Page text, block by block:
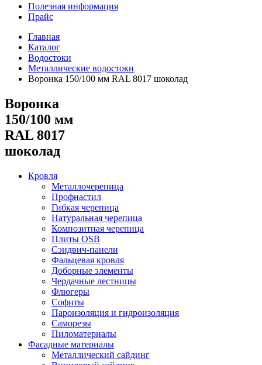
Полезная информация
Прайс
Главная
Каталог
Водостоки
Металлические водостоки
Воронка 150/100 мм RAL 8017 шоколад
Воронка
150/100 мм
RAL 8017
шоколад
Кровля
Металлочерепица
Профнастил
Гибкая черепица
Натуральная черепица
Композитная черепица
Плиты OSB
Сэндвич-панели
Фальцевая кровля
Доборные элементы
Чердачные лестницы
Флюгеры
Софиты
Пароизоляция и гидроизоляция
Саморезы
Пиломатериалы
Фасадные материалы
Металлический сайдинг